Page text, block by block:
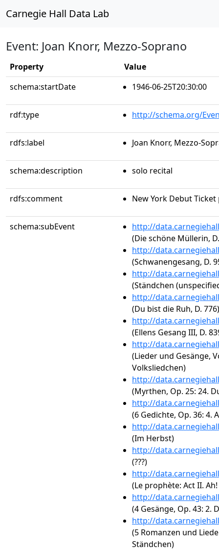
Carnegie Hall Data Lab
Event: Joan Knorr, Mezzo-Soprano
Property
Value
schema:startDate
1946-06-25T20:30:00
rdf:type http://schema.org/
rdfs:label Joan Knorr, Mezzo-
schema:description solo recital
rdfs:comment New York Debut Ticket
schema:subEvent
http://
(Die schöne Müllerin,
http://
(Schwanengesang, D.
http://
(Ständchen
http://
(Du bist die Ruh, D. 776)
http://
(Ellens Gesang III, D.
http://
(Lieder und Gesänge,
Volksliedchen)
http://
(Myrthen, Op. 25: 24.
http://
(6 Gedichte, Op. 36: 4.
http://
(Im Herbst)
http://
(???)
http://
(Le prophète: Act II.
http://
(4 Gesänge, Op. 43: 2.
http://
(5 Romanzen und
Ständchen)